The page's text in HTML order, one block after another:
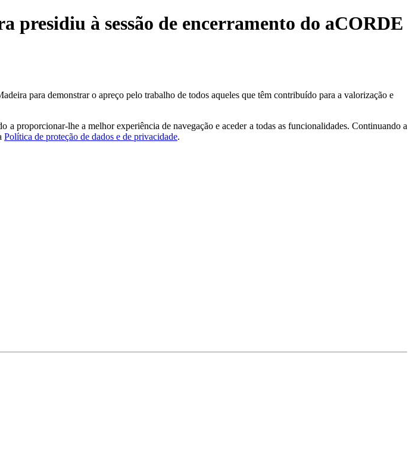
presidiu à sessão de encerramento do aCORDE
para demonstrar o apreço pelo trabalho de todos aqueles que têm contribuído para a valorização e
a proporcionar-lhe a melhor experiência de navegação e aceder a todas as funcionalidades. Continuando a
Política de proteção de dados e de privacidade.